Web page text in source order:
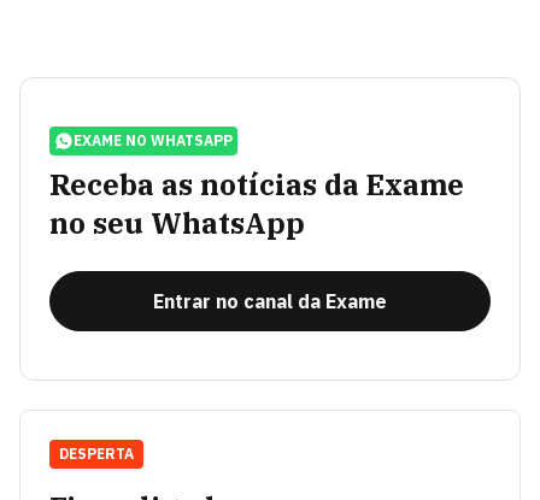
EXAME NO WHATSAPP
Receba as notícias da Exame
no seu WhatsApp
Entrar no canal da Exame
DESPERTA